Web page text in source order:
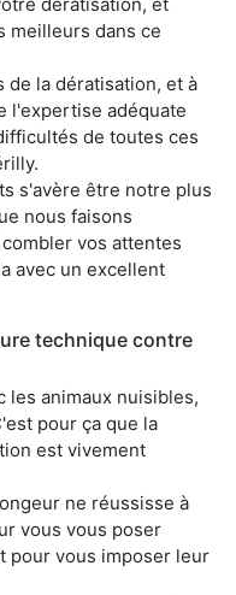
meilleurs dans ce
de la dératisation, et à
l'expertise adéquate
de toutes ces
s'avère être notre plus
nous faisons
vos attentes
avec un excellent
technique contre
les animaux nuisibles,
pour ça que la
est vivement
ne réussisse à
vous vous poser
pour vous imposer leur